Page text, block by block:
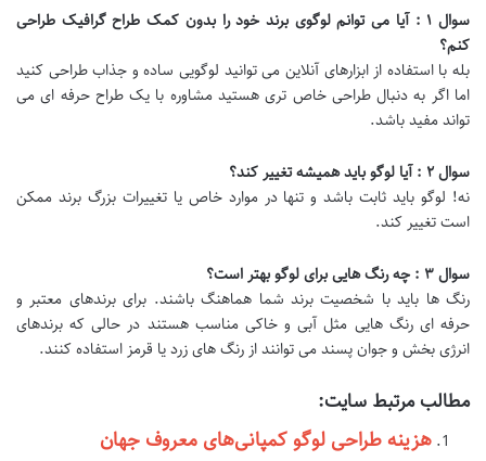
سوال ۱ : آیا می توانم لوگوی برند خود را بدون کمک طراح گرافیک طراحی
کنم؟
بله با استفاده از ابزارهای آنلاین می توانید لوگویی ساده و جذاب طراحی کنید
اما اگر به دنبال طراحی خاص تری هستید مشاوره با یک طراح حرفه ای می
تواند مفید باشد.
سوال۲ : آیا لوگو باید همیشه تغییر کند؟
نه! لوگو باید ثابت باشد و تنها در موارد خاص یا تغییرات بزرگ برند ممکن
است تغییر کند.
سوال۳ : چه رنگ هایی برای لوگو بهتر است؟
رنگ ها باید با شخصیت برند شما هماهنگ باشند. برای برندهای معتبر و
حرفه ای رنگ هایی مثل آبی و خاکی مناسب هستند در حالی که برندهای
انرژی بخش و جوان پسند می توانند از رنگ های زرد یا قرمز استفاده کنند.
مطالب مرتبط سایت:
هزینه طراحی لوگو کمپانی‌های معروف جهان